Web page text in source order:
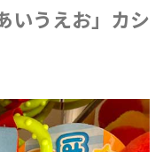
いうえお」カシ